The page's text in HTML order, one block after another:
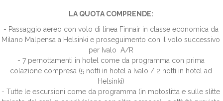
LA QUOTA COMPRENDE:
- Passaggio aereo con volo di linea Finnair in classe economica da
Milano Malpensa a Helsinki e proseguimento con il volo successivo
per Ivalo A/R
- 7 pernottamenti in hotel come da programma con prima
colazione compresa (5 notti in hotel a Ivalo / 2 notti in hotel ad
Helsinki)
- Tutte le escursioni come da programma (in motoslitta e sulle slitte